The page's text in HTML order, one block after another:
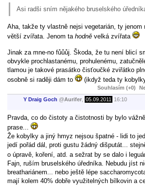
Asi radši sním nějakého bruselského
Aha, takže ty vlastně nejsi vegetarián, ty jenom
větší zvířata. Jenom ta hodně velká zvířata
Jinak za mne-no fůůůj. Škoda, že tu není blicí
obvykle prochlastanému, prohulenému,
tlamou je takové prasátko čisťoučké zviřátko
osobně si raději dám to
(ikdyž teda ty
Souhlasím (+0)
Y Draig Goch @Aurifer 05.09.2011 16:10
Pravda, co do čistoty a čistotnosti by bylo
prase...
Že kobylky a jiný hmyz nejsou špatné - lidi to
jedí pořád dál, proti gustu žádný dišputát...
o úpravě, koření, atd. a sežrat by se dalo i
Fajn, ruším bruselského úředníka. Nebudu jíst
breathariánem... nebo ještě lépe
mají kolem 40% dobře využitelných bílkovin a